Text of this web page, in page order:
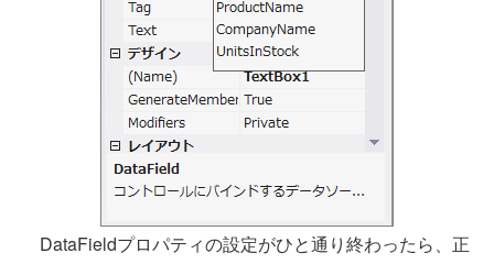
DataFieldプロパティの設定がひと通り終わったら、正